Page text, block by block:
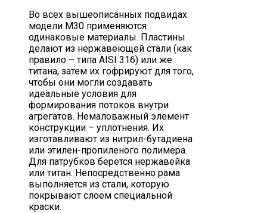
Во всех вышеописанных подвидах
модели М30 применяются
одинаковые материалы. Пластины
делают из нержавеющей стали (как
правило – типа AISI 316) или же
титана, затем их гофрируют для того,
чтобы они могли создавать
идеальные условия для
формирования потоков внутри
агрегатов. Немаловажный элемент
конструкции – уплотнения. Их
изготавливают из нитрил-бутадиена
или этилен-пропиленого полимера.
Для патрубков берется нержавейка
или титан. Непосредственно рама
выполняется из стали, которую
покрывают слоем специальной
краски.